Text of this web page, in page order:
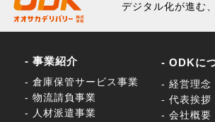
デジタル化が進む
- 事業紹介
- 倉庫保管サービス事業
- 物流請負事業
- 人材派遣事業
- ODKに
- 経営理念
- 代表挨拶
- 会社概要